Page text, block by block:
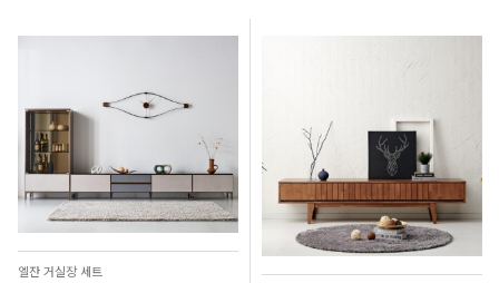
엘잔 거실장 세트